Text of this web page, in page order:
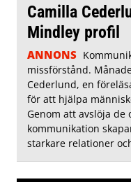
Camilla
Mindley profil
ANNONS
missförstånd.
Cederlund, en
för att hjälpa
Genom att avslöja
kommunikation
starkare relationer